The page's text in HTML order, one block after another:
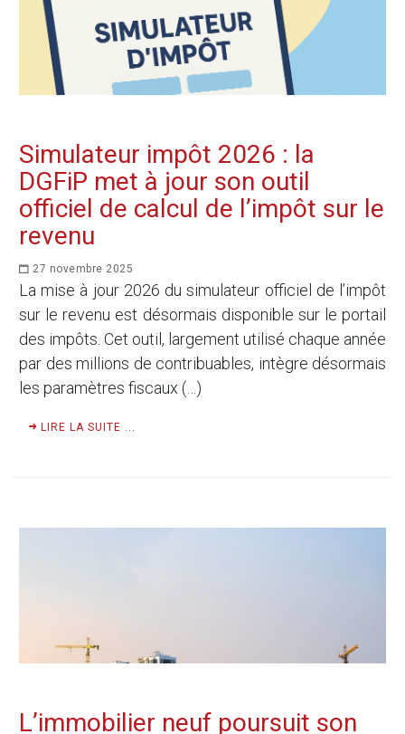
Simulateur impôt 2026 : la
DGFiP met à jour son outil
officiel de calcul de l’impôt sur le
revenu
27 novembre 2025
La mise à jour 2026 du simulateur officiel de l’impôt
sur le revenu est désormais disponible sur le portail
des impôts. Cet outil, largement utilisé chaque année
par des millions de contribuables, intègre désormais
les paramètres fiscaux (…)
LIRE LA SUITE ...
L’immobilier neuf poursuit son